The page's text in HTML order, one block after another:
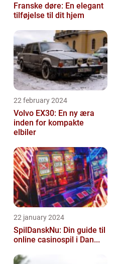
Franske døre: En elegant
tilføjelse til dit hjem
22 february 2024
Volvo EX30: En ny æra
inden for kompakte
elbiler
22 january 2024
SpilDanskNu: Din guide til
online casinospil i Dan...